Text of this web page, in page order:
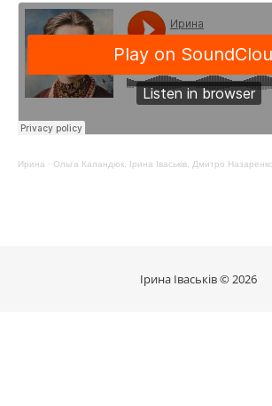
Ирина · Ольга Каландюк, Ірина Іваськів, Дмитро
Ірина Іваськів © 2026